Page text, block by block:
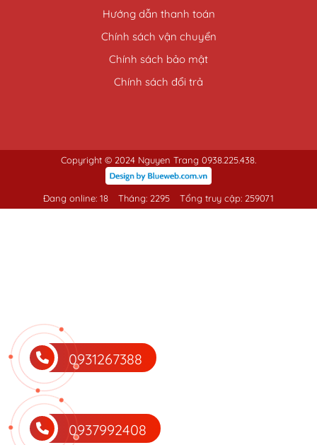
Hướng dẫn thanh toán
Chính sách vận chuyển
Chính sách bảo mật
Chính sách đổi trả
Copyright © 2024 Nguyen Trang 0938.225.438.
Đang online: 18 Tháng: 2295 Tổng truy cập: 259071
0931267388
0937992408